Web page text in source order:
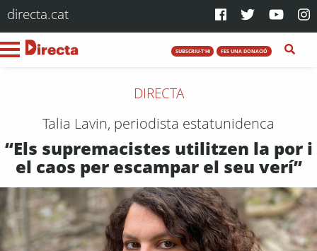
directa.cat
SUBSCRIU-T'HI FES UNA DONACIÓ
DIRECTA
Talia Lavin, periodista estatunidenca
“Els supremacistes utilitzen la por i
el caos per escampar el seu verí”